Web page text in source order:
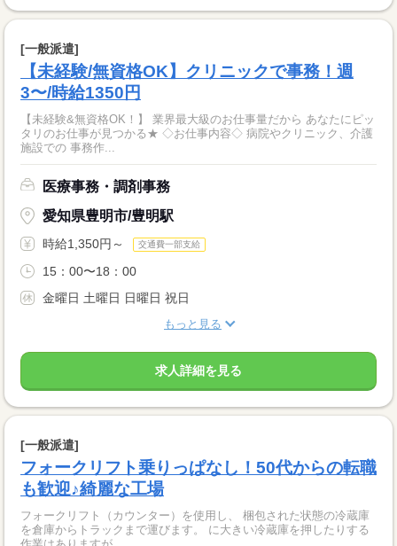
[一般派遣]
【未経験/無資格OK】クリニックで事務！週
3〜/時給1350円
【未経験&無資格OK！】 業界最大級のお仕事量だから あなたにピッ
タリのお仕事が見つかる★ ◇お仕事内容◇ 病院やクリニック、介護
施設での 事務作...
医療事務・調剤事務
愛知県豊明市/豊明駅
時給1,350円～ 交通費一部支給
15：00〜18：00
金曜日 土曜日 日曜日 祝日
もっと見る
求人詳細を見る
[一般派遣]
フォークリフト乗りっぱなし！50代からの転職
も歓迎♪綺麗な工場
フォークリフト（カウンター）を使用し、 梱包された状態の冷蔵庫
を倉庫からトラックまで運びます。 に大きい冷蔵庫を押したりする